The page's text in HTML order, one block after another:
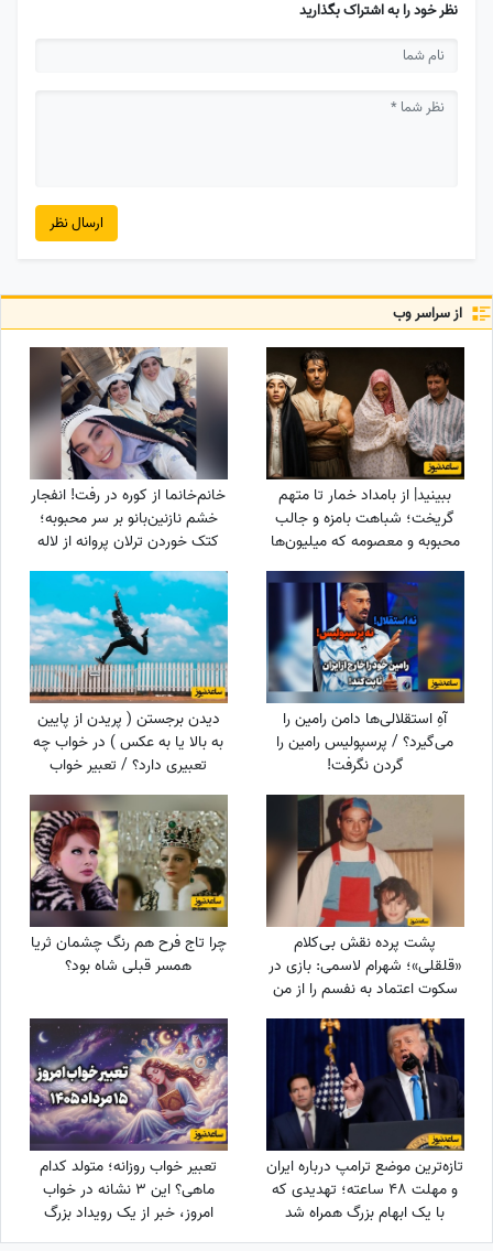
نظر خود را به اشتراک بگذارید
ارسال نظر
از سراسر وب
ببینید| از بامداد خمار تا متهم
گریخت؛ شباهت بامزه و جالب
محبوبه و معصومه که میلیون‌ها
بار دیده شد
خانم‌خانما از کوره در رفت! انفجار
خشم نازنین‌بانو بر سر محبوبه؛
کتک خوردن ترلان پروانه از لاله
اسکندری سکانسی که همه
انتظارش را می‌کشیدند
آهِ استقلالی‌ها دامن رامین را
می‌گیرد؟ / پرسپولیس رامین را
گردن نگرفت!
دیدن برجستن ( پریدن از پایین
به بالا یا به عکس ) در خواب چه
تعبیری دارد؟ / تعبیر خواب
برجستن
پشت پرده نقش بی‌کلام
«قلقلی»؛ شهرام لاسمی: بازی در
سکوت اعتماد به نفسم را از من
گرفت! مدیون این بازیگر معروف
هستم، دستاشو می‌بوسم، دخترم
خیلی به من کمک کرد+ویدئو
چرا تاج فرح هم رنگ چشمان ثریا
همسر قبلی شاه بود؟
تازه‌ترین موضع ترامپ درباره ایران
و مهلت 48 ساعته؛ تهدیدی که
با یک ابهام بزرگ همراه شد
تعبیر خواب روزانه؛ متولد کدام
ماهی؟ این 3 نشانه در خواب
امروز، خبر از یک رویداد بزرگ
می‌دهند! / پنج‌شنبه 15 مرداد